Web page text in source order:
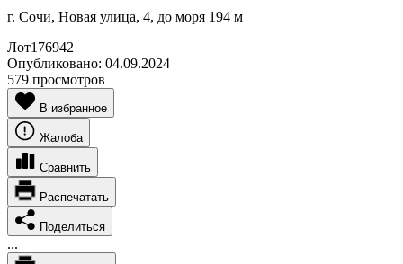
г. Сочи, Новая улица, 4, до моря 194 м
Лот176942
Опубликовано: 04.09.2024
579 просмотров
В избранное
Жалоба
Сравнить
Распечатать
Поделиться
...